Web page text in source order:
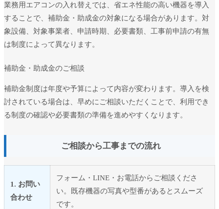
業務用エアコンの入れ替えでは、省エネ性能の高い機器を導入
することで、補助金・助成金の対象になる場合があります。対
象設備、対象事業者、申請時期、必要書類、工事前申請の有無
は制度によって異なります。
補助金・助成金のご相談
補助金制度は年度や予算によって内容が変わります。導入を検
討されている場合は、早めにご相談いただくことで、利用でき
る制度の確認や必要書類の準備を進めやすくなります。
ご相談から工事までの流れ
1. お問い
合わせ
フォーム・LINE・お電話からご相談くださ
い。既存機器の写真や型番があるとスムーズ
です。